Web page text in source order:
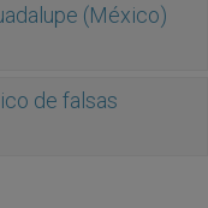
(México)
de falsas